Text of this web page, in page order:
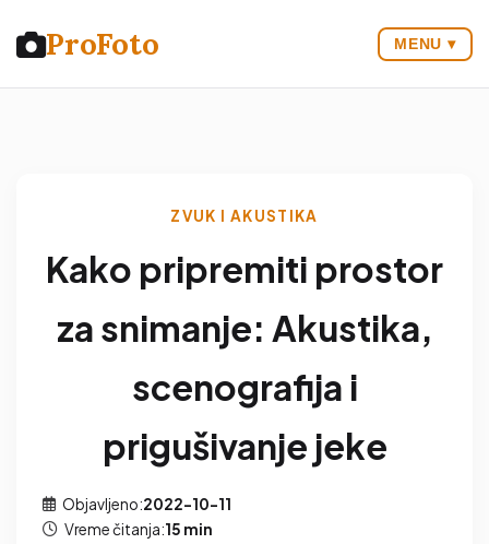
ProFoto MENU ▾
ZVUK I AKUSTIKA
Kako pripremiti prostor
za snimanje: Akustika,
scenografija i
prigušivanje jeke
Objavljeno:2022-10-11
Vreme čitanja:15 min